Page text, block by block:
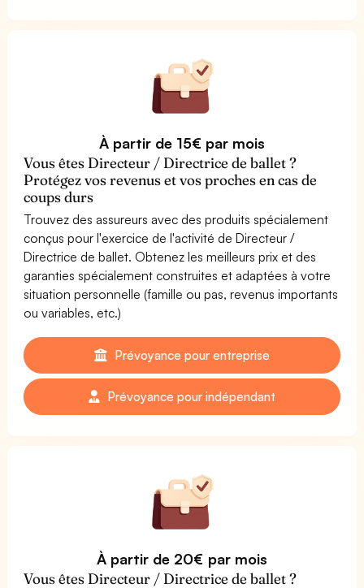
À partir de 15€ par mois
Vous êtes Directeur / Directrice de ballet ?
Protégez vos revenus et vos proches en cas de
coups durs
Trouvez des assureurs avec des produits spécialement
conçus pour l'exercice de l'activité de Directeur /
Directrice de ballet. Obtenez les meilleurs prix et des
garanties spécialement construites et adaptées à votre
situation personnelle (famille ou pas, revenus importants
ou variables, etc.)
Prévoyance pour entreprise
Prévoyance pour indépendant
À partir de 20€ par mois
Vous êtes Directeur / Directrice de ballet ?